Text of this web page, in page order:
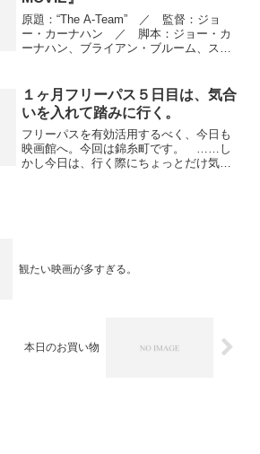
原題：“The A-Team” ／ 監督：ジョ
ー・カーナハン ／ 脚本：ジョー・カ
ーナハン、ブライアン・ブルーム、スキ
ン・Ｊ・キャネル、アレックス・ヤン
グ、イアイン・ス...
１ヶ月フリーパス５日目は、気合
いを入れて踏みに行く。
フリーパスを有効活用するべく、今日も
映画館へ。今回は錦糸町です。 ……し
かし今日は、行く際にちょっとだけ気合
観たい映画が多すぎる。
本日のお買い物